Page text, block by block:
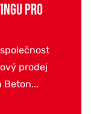
PRO
prodej
Beton...